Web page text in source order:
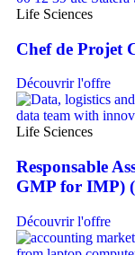
Life Sciences
Chef de Projet
Découvrir l'offre
Life Sciences
Responsable
GMP for IMP)
Découvrir l'offre